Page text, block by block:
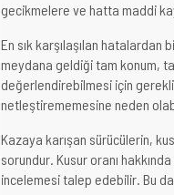
gecikmelere ve hatta maddi
En sık karşılaşılan hatalardan
meydana geldiği tam konum,
değerlendirebilmesi için
netleştirememesine neden
Kazaya karışan sürücülerin,
sorundur. Kusur oranı
incelemesi talep edebilir. Bu